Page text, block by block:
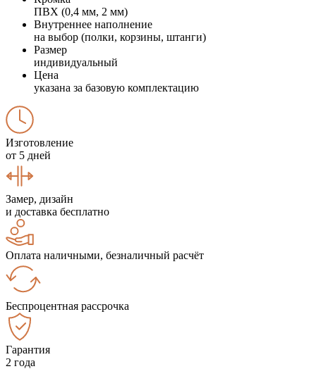
ПВХ (0,4 мм, 2 мм)
Внутреннее наполнение
на выбор (полки, корзины, штанги)
Размер
индивидуальный
Цена
указана за базовую комплектацию
Изготовление
от 5 дней
Замер, дизайн
и доставка бесплатно
Оплата наличными, безналичный расчёт
Беспроцентная рассрочка
Гарантия
2 года